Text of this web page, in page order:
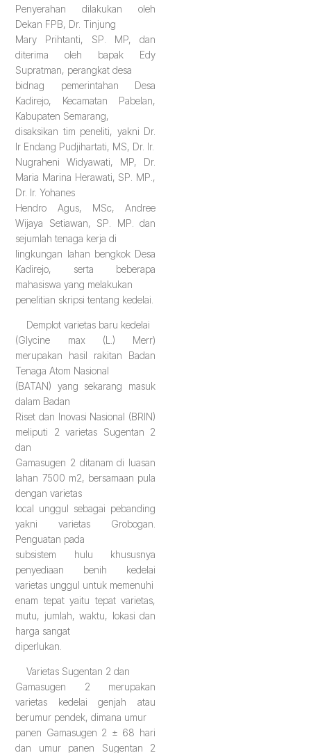
Penyerahan dilakukan oleh
Dekan FPB, Dr. Tinjung
Mary Prihtanti, SP. MP, dan
diterima oleh bapak Edy
Supratman, perangkat desa
bidnag pemerintahan Desa
Kadirejo, Kecamatan Pabelan,
Kabupaten Semarang,
disaksikan tim peneliti, yakni Dr.
Ir Endang Pudjihartati, MS, Dr. Ir.
Nugraheni Widyawati, MP, Dr.
Maria Marina Herawati, SP. MP.,
Dr. Ir. Yohanes
Hendro Agus, MSc, Andree
Wijaya Setiawan, SP. MP. dan
sejumlah tenaga kerja di
lingkungan lahan bengkok Desa
Kadirejo, serta beberapa
mahasiswa yang melakukan
penelitian skripsi tentang kedelai.
Demplot varietas baru kedelai
(Glycine max (L.) Merr)
merupakan hasil rakitan Badan
Tenaga Atom Nasional
(BATAN) yang sekarang masuk
dalam Badan
Riset dan Inovasi Nasional (BRIN)
meliputi 2 varietas Sugentan 2
dan
Gamasugen 2 ditanam di luasan
lahan 7500 m2, bersamaan pula
dengan varietas
local unggul sebagai pebanding
yakni varietas Grobogan.
Penguatan pada
subsistem hulu khususnya
penyediaan benih kedelai
varietas unggul untuk memenuhi
enam tepat yaitu tepat varietas,
mutu, jumlah, waktu, lokasi dan
harga sangat
diperlukan.
Varietas Sugentan 2 dan
Gamasugen 2 merupakan
varietas kedelai genjah atau
berumur pendek, dimana umur
panen Gamasugen 2 ± 68 hari
dan umur panen Sugentan 2